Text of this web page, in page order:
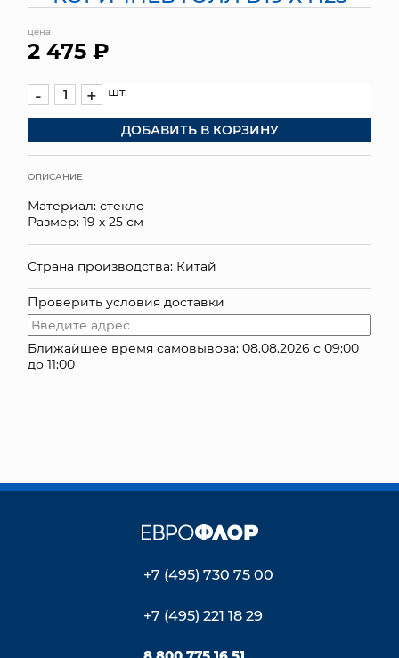
СУНДУКИ
ПОДАРОЧНЫЕ КАРТЫ
ОПТОВЫМ КЛИЕНТАМ
ДОСТАВКА И ОПЛАТА
цена
2 475 ₽
- + шт.
ДОБАВИТЬ В КОРЗИНУ
ОПИСАНИЕ
Материал: стекло
Размер: 19 х 25 см
Страна производства: Китай
Проверить условия доставки
Ближайшее время самовывоза: 08.08.2026 с 09:00
до 11:00
+7 (495) 730 75 00
+7 (495) 221 18 29